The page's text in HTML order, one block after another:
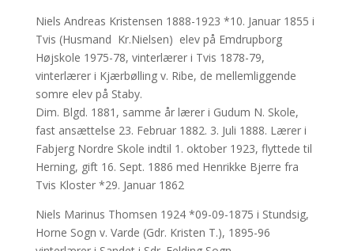
Niels Andreas Kristensen 1888-1923 *10. Januar 1855 i
Tvis (Husmand Kr.Nielsen) elev på Emdrupborg
Højskole 1975-78, vinterlærer i Tvis 1878-79,
vinterlærer i Kjærbølling v. Ribe, de mellemliggende
somre elev på Staby.
Dim. Blgd. 1881, samme år lærer i Gudum N. Skole,
fast ansættelse 23. Februar 1882. 3. Juli 1888. Lærer i
Fabjerg Nordre Skole indtil 1. oktober 1923, flyttede til
Herning, gift 16. Sept. 1886 med Henrikke Bjerre fra
Tvis Kloster *29. Januar 1862
Niels Marinus Thomsen 1924 *09-09-1875 i Stundsig,
Horne Sogn v. Varde (Gdr. Kristen T.), 1895-96